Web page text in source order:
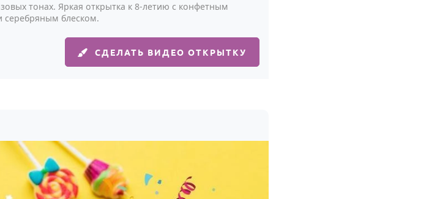
тонах. Яркая открытка к 8-летию с конфетным
серебряным блеском.
СДЕЛАТЬ ВИДЕО ОТКРЫТКУ